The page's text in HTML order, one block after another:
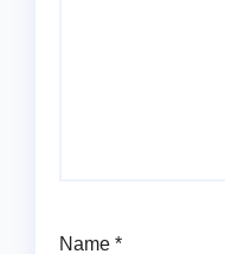
Name *